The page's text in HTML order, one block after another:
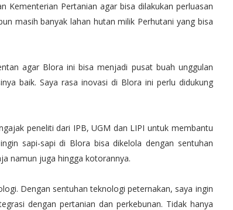
Kementerian Pertanian agar bisa dilakukan perluasan
masih banyak lahan hutan milik Perhutani yang bisa
agar Blora ini bisa menjadi pusat buah unggulan
baik. Saya rasa inovasi di Blora ini perlu didukung
peneliti dari IPB, UGM dan LIPI untuk membantu
sapi-sapi di Blora bisa dikelola dengan sentuhan
namun juga hingga kotorannya.
Dengan sentuhan teknologi peternakan, saya ingin
dengan pertanian dan perkebunan. Tidak hanya